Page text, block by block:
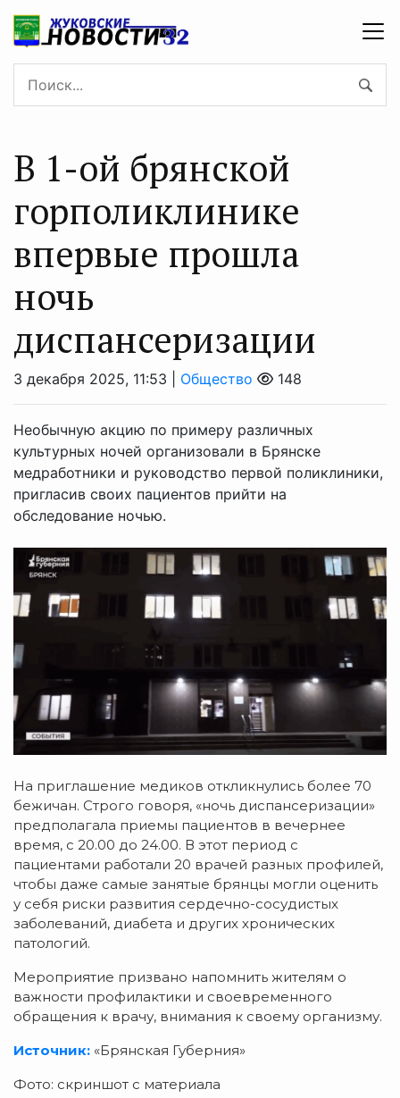
В 1-ой брянской
горполиклинике
впервые прошла
ночь
диспансеризации
3 декабря 2025, 11:53 | Общество 148
Необычную акцию по примеру различных
культурных ночей организовали в Брянске
медработники и руководство первой поликлиники,
пригласив своих пациентов прийти на
обследование ночью.
На приглашение медиков откликнулись более 70
бежичан. Строго говоря, «ночь диспансеризации»
предполагала приемы пациентов в вечернее
время, с 20.00 до 24.00. В этот период с
пациентами работали 20 врачей разных профилей,
чтобы даже самые занятые брянцы могли оценить
у себя риски развития сердечно-сосудистых
заболеваний, диабета и других хронических
патологий.
Мероприятие призвано напомнить жителям о
важности профилактики и своевременного
обращения к врачу, внимания к своему организму.
Источник: «Брянская Губерния»
Фото: скриншот с материала